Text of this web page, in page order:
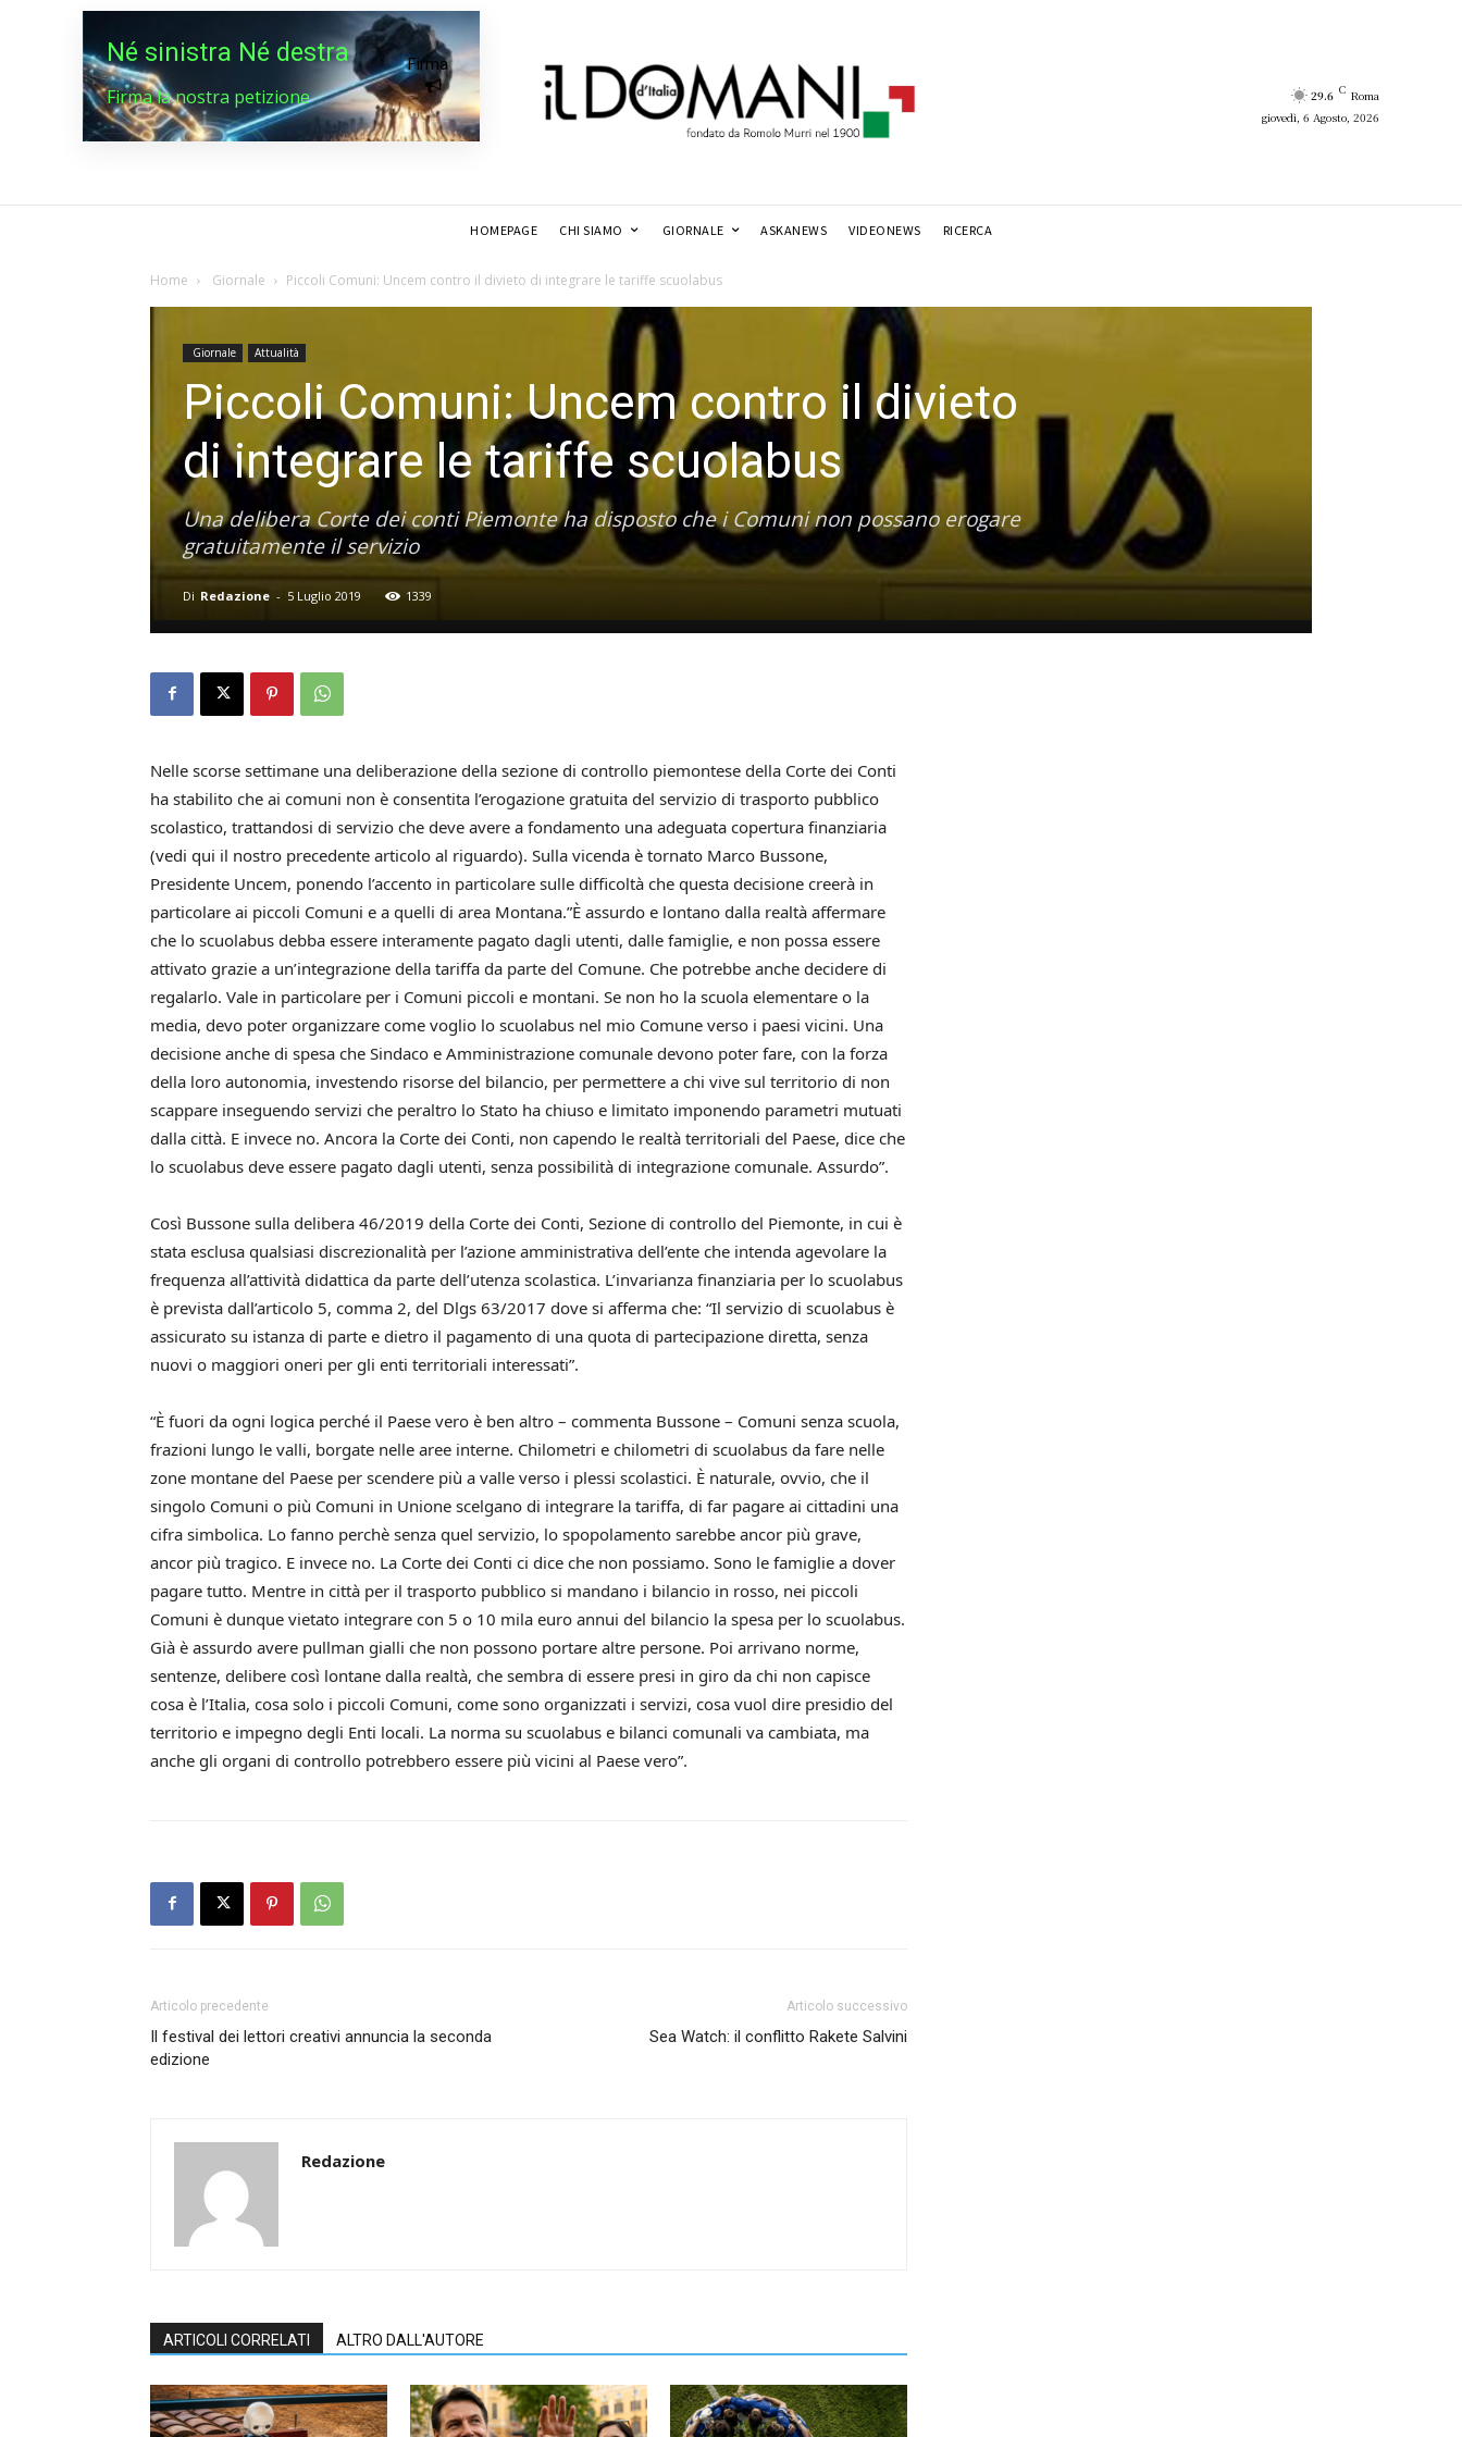
Né sinistra Né destra
Firma la nostra petizione
Firma
29.6 C Roma
giovedì, 6 Agosto, 2026
HOMEPAGE CHI SIAMO GIORNALE ASKANEWS VIDEONEWS RICERCA
Home Giornale Piccoli Comuni: Uncem contro il divieto di integrare le tariffe scuolabus
Giornale Attualità
Piccoli Comuni: Uncem contro il divieto
di integrare le tariffe scuolabus
Una delibera Corte dei conti Piemonte ha disposto che i Comuni non possano erogare
gratuitamente il servizio
Di Redazione - 5 Luglio 2019 1339
Nelle scorse settimane una deliberazione della sezione di controllo piemontese della Corte dei Conti
ha stabilito che ai comuni non è consentita l’erogazione gratuita del servizio di trasporto pubblico
scolastico, trattandosi di servizio che deve avere a fondamento una adeguata copertura finanziaria
(vedi qui il nostro precedente articolo al riguardo). Sulla vicenda è tornato Marco Bussone,
Presidente Uncem, ponendo l’accento in particolare sulle difficoltà che questa decisione creerà in
particolare ai piccoli Comuni e a quelli di area Montana.”È assurdo e lontano dalla realtà affermare
che lo scuolabus debba essere interamente pagato dagli utenti, dalle famiglie, e non possa essere
attivato grazie a un’integrazione della tariffa da parte del Comune. Che potrebbe anche decidere di
regalarlo. Vale in particolare per i Comuni piccoli e montani. Se non ho la scuola elementare o la
media, devo poter organizzare come voglio lo scuolabus nel mio Comune verso i paesi vicini. Una
decisione anche di spesa che Sindaco e Amministrazione comunale devono poter fare, con la forza
della loro autonomia, investendo risorse del bilancio, per permettere a chi vive sul territorio di non
scappare inseguendo servizi che peraltro lo Stato ha chiuso e limitato imponendo parametri mutuati
dalla città. E invece no. Ancora la Corte dei Conti, non capendo le realtà territoriali del Paese, dice che
lo scuolabus deve essere pagato dagli utenti, senza possibilità di integrazione comunale. Assurdo”.
Così Bussone sulla delibera 46/2019 della Corte dei Conti, Sezione di controllo del Piemonte, in cui è
stata esclusa qualsiasi discrezionalità per l’azione amministrativa dell’ente che intenda agevolare la
frequenza all’attività didattica da parte dell’utenza scolastica. L’invarianza finanziaria per lo scuolabus
è prevista dall’articolo 5, comma 2, del Dlgs 63/2017 dove si afferma che: “Il servizio di scuolabus è
assicurato su istanza di parte e dietro il pagamento di una quota di partecipazione diretta, senza
nuovi o maggiori oneri per gli enti territoriali interessati”.
“È fuori da ogni logica perché il Paese vero è ben altro – commenta Bussone – Comuni senza scuola,
frazioni lungo le valli, borgate nelle aree interne. Chilometri e chilometri di scuolabus da fare nelle
zone montane del Paese per scendere più a valle verso i plessi scolastici. È naturale, ovvio, che il
singolo Comuni o più Comuni in Unione scelgano di integrare la tariffa, di far pagare ai cittadini una
cifra simbolica. Lo fanno perchè senza quel servizio, lo spopolamento sarebbe ancor più grave,
ancor più tragico. E invece no. La Corte dei Conti ci dice che non possiamo. Sono le famiglie a dover
pagare tutto. Mentre in città per il trasporto pubblico si mandano i bilancio in rosso, nei piccoli
Comuni è dunque vietato integrare con 5 o 10 mila euro annui del bilancio la spesa per lo scuolabus.
Già è assurdo avere pullman gialli che non possono portare altre persone. Poi arrivano norme,
sentenze, delibere così lontane dalla realtà, che sembra di essere presi in giro da chi non capisce
cosa è l’Italia, cosa solo i piccoli Comuni, come sono organizzati i servizi, cosa vuol dire presidio del
territorio e impegno degli Enti locali. La norma su scuolabus e bilanci comunali va cambiata, ma
anche gli organi di controllo potrebbero essere più vicini al Paese vero”.
Articolo precedente
Il festival dei lettori creativi annuncia la seconda
edizione
Articolo successivo
Sea Watch: il conflitto Rakete Salvini
Redazione
ARTICOLI CORRELATI ALTRO DALL'AUTORE